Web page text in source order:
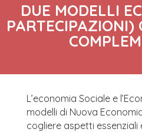
DUE MODELLI
PARTECIPAZIONI)
L’economia Sociale e
modelli di Nuova
cogliere aspetti essenziali